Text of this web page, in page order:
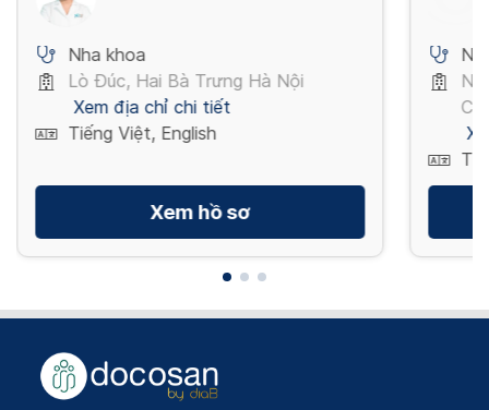
Nha khoa
Lò Đúc, Hai Bà Trưng Hà Nội
Xem địa chỉ chi tiết
Tiếng Việt, English
Xem hồ sơ